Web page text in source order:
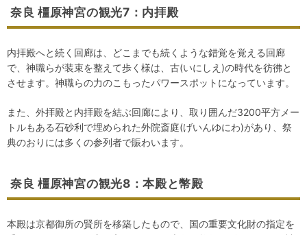
奈良 橿原神宮の観光7：内拝殿
内拝殿へと続く回廊は、どこまでも続くような錯覚を覚える回廊
で、神職らが装束を整えて歩く様は、古(いにしえ)の時代を彷彿と
させます。神職らの力のこもったパワースポットになっています。
また、外拝殿と内拝殿を結ぶ回廊により、取り囲んだ3200平方メー
トルもある石砂利で埋められた外院斎庭(げいんゆにわ)があり、祭
典のおりには多くの参列者で賑わいます。
奈良 橿原神宮の観光8：本殿と幣殿
本殿は京都御所の賢所を移築したもので、国の重要文化財の指定を